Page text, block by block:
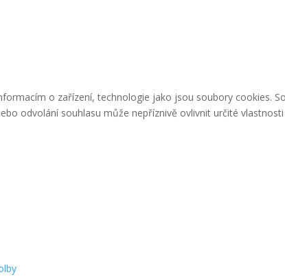
o zařízení, technologie jako jsou soubory cookies.
odvolání souhlasu může nepříznivě ovlivnit určité vlastnosti